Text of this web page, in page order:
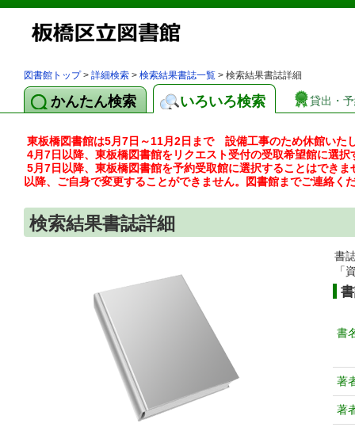
図書館トップ> 詳細検索 > 検索結果書誌一覧 > 検索結果書誌詳細
かんたん検索 いろいろ検索 貸出・
東板橋図書館は5月7日～11月2日まで 設備工事のため休館いた
4月7日以降、東板橋図書館をリクエスト受付の受取希望館に選択
5月7日以降、東板橋図書館を予約受取館に選択することはでき
以降、ご自身で変更することができません。図書館までご連絡く
検索結果書誌詳細
書
「
書
著
著